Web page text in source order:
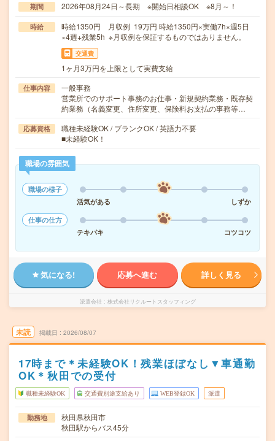
期間 2026年08月24日～長期 ※開始日相談OK ※8月～！
時給
時給1350円 月収例 19万円 時給1350円×実働7h×週5日
×4週+残業5h ※月収例を保証するものではありません。
交通費
1ヶ月3万円を上限として実費支給
仕事内容
一般事務
営業所でのサポート事務のお仕事・新規契約業務・既存契
約業務（名義変更、住所変更、保険料お支払の事務等…
応募資格
職種未経験OK / ブランクOK / 英語力不要
■未経験OK！
職場の雰囲気
職場の様子
活気がある
しずか
仕事の仕方
テキパキ
コツコツ
気になる! 応募へ進む 詳しく見る
派遣会社 株式会社リクルートスタッフィング
未読 掲載日 2026/08/07
17時まで＊未経験OK！残業ほぼなし▼車通勤
OK＊秋田での受付
職種未経験OK 交通費別途支給あり WEB登録OK 派遣
勤務地
秋田県秋田市
秋田駅からバス45分